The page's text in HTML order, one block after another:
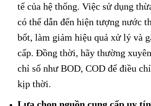
tế của hệ thống. Việc sử dụng
có thể dẫn đến hiện tượng nước
bốt, làm giảm hiệu quả xử lý và
cấp. Đồng thời, hãy thường
chỉ số như BOD, COD để điều
kịp thời.